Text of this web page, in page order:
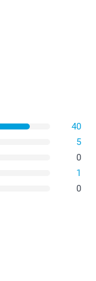
40
5
0
1
0